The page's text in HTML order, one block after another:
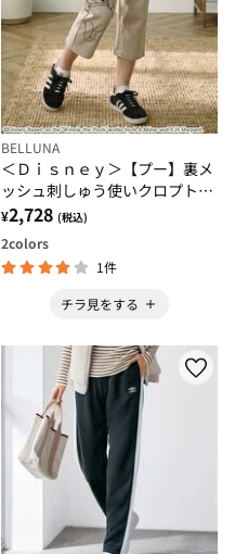
BELLUNA
＜Ｄｉｓｎｅｙ＞【プー】裏メ
ッシュ刺しゅう使いクロプトパ
ンツ
¥2,728 (税込)
2colors
1件
チラ見をする